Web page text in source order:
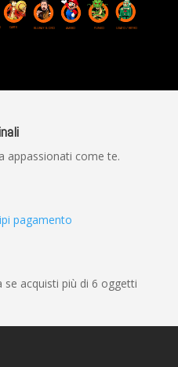
CARTE BLURAY & DVD AMIIBO FUNKO USATO / RETRO
appassionati come te.
pagamento
se acquisti più di 6 oggetti